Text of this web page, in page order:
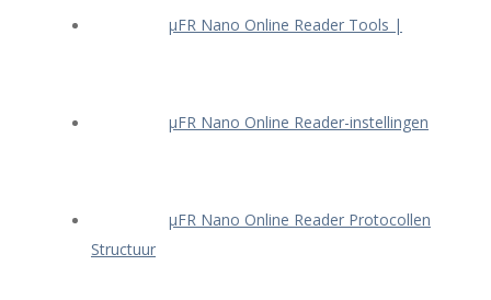
μFR Nano Online Reader Tools |
μFR Nano Online Reader-instellingen
μFR Nano Online Reader Protocollen
Structuur